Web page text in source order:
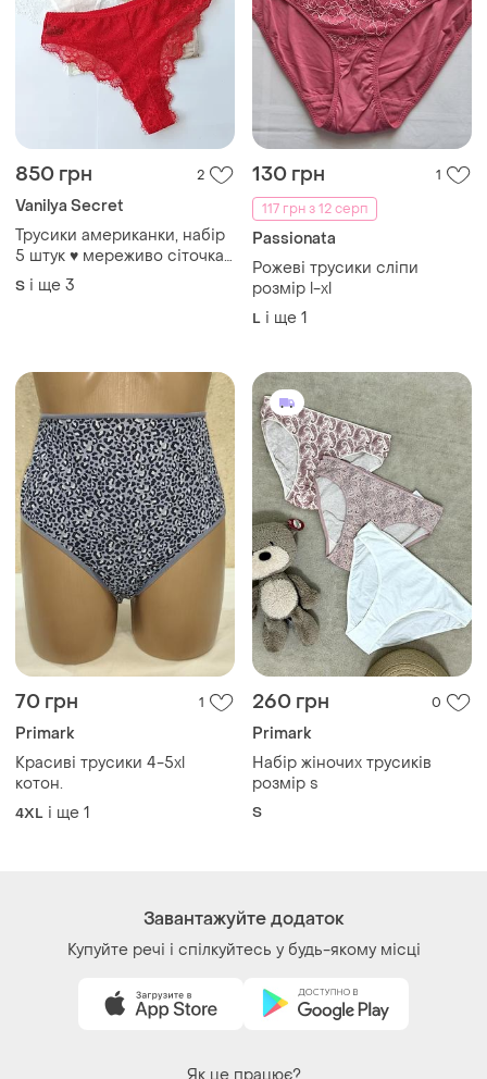
850 грн 2
Vanilya Secret
Трусики американки, набір
5 штук ♥️ мереживо сіточка,
vanilya secret, туреччина
S і ще 3
130 грн
1
117 грн з 12 серп
Passionata
Рожеві трусики сліпи
розмір l-xl
L і ще 1
70 грн 1
Primark
Красиві трусики 4-5xl
котон.
4XL і ще 1
260 грн 0
Primark
Набір жіночих трусиків
розмір s
S
Завантажуйте додаток
Купуйте речі і спілкуйтесь у будь-якому місці